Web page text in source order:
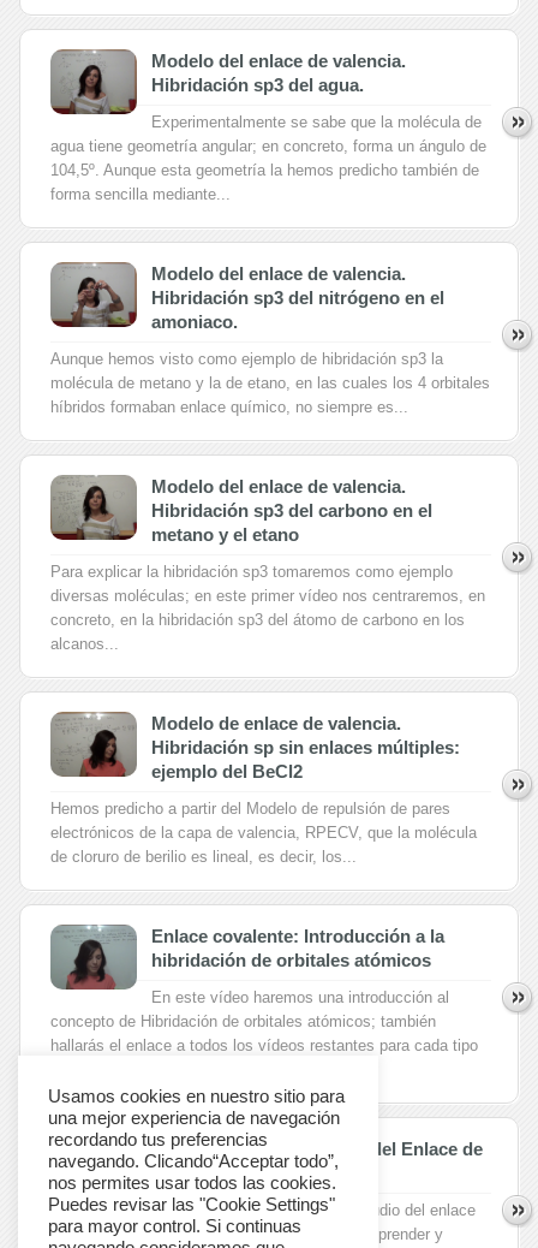
Modelo del enlace de valencia.
Hibridación sp3 del agua.
Experimentalmente se sabe que la molécula de
agua tiene geometría angular; en concreto, forma un ángulo de
104,5º. Aunque esta geometría la hemos predicho también de
forma sencilla mediante...
Modelo del enlace de valencia.
Hibridación sp3 del nitrógeno en el
amoniaco.
Aunque hemos visto como ejemplo de hibridación sp3 la
molécula de metano y la de etano, en las cuales los 4 orbitales
híbridos formaban enlace químico, no siempre es...
Modelo del enlace de valencia.
Hibridación sp3 del carbono en el
metano y el etano
Para explicar la hibridación sp3 tomaremos como ejemplo
diversas moléculas; en este primer vídeo nos centraremos, en
concreto, en la hibridación sp3 del átomo de carbono en los
alcanos...
Modelo de enlace de valencia.
Hibridación sp sin enlaces múltiples:
ejemplo del BeCl2
Hemos predicho a partir del Modelo de repulsión de pares
electrónicos de la capa de valencia, RPECV, que la molécula
de cloruro de berilio es lineal, es decir, los...
Enlace covalente: Introducción a la
hibridación de orbitales atómicos
En este vídeo haremos una introducción al
concepto de Hibridación de orbitales atómicos; también
hallarás el enlace a todos los vídeos restantes para cada tipo
Enlace covalente: Modelo del Enlace de
valencia
La geometría molecular y el estudio del enlace
químico son muy importantes a la hora de comprender y
Usamos cookies en nuestro sitio para
una mejor experiencia de navegación
recordando tus preferencias
navegando. Clicando“Acceptar todo”,
nos permites usar todos las cookies.
Puedes revisar las "Cookie Settings"
para mayor control. Si continuas